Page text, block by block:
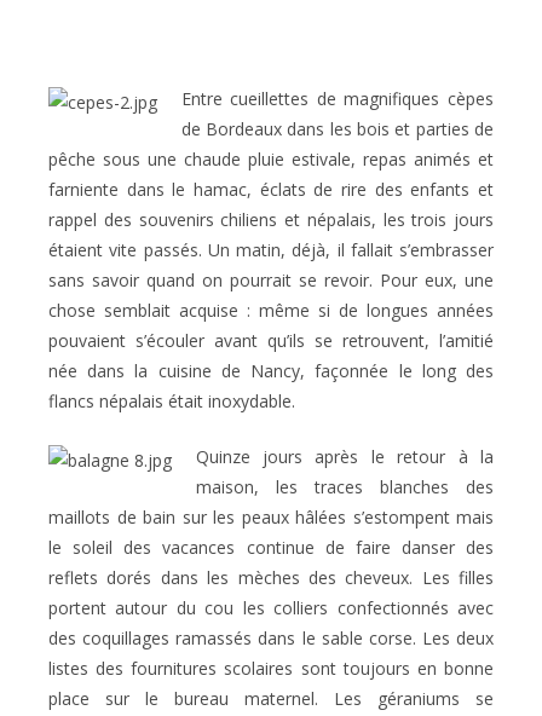
Entre cueillettes de magnifiques cèpes
de Bordeaux dans les bois et parties de
pêche sous une chaude pluie estivale, repas animés et
farniente dans le hamac, éclats de rire des enfants et
rappel des souvenirs chiliens et népalais, les trois jours
étaient vite passés. Un matin, déjà, il fallait s’embrasser
sans savoir quand on pourrait se revoir. Pour eux, une
chose semblait acquise : même si de longues années
pouvaient s’écouler avant qu’ils se retrouvent, l’amitié
née dans la cuisine de Nancy, façonnée le long des
flancs népalais était inoxydable.
Quinze jours après le retour à la
maison, les traces blanches des
maillots de bain sur les peaux hâlées s’estompent mais
le soleil des vacances continue de faire danser des
reflets dorés dans les mèches des cheveux. Les filles
portent autour du cou les colliers confectionnés avec
des coquillages ramassés dans le sable corse. Les deux
listes des fournitures scolaires sont toujours en bonne
place sur le bureau maternel. Les géraniums se